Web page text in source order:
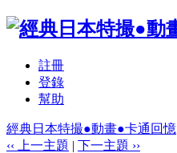
註冊
登錄
幫助
經典日本特撮●動畫●卡通回憶
‹‹ 上一主題 | 下一主題 ››